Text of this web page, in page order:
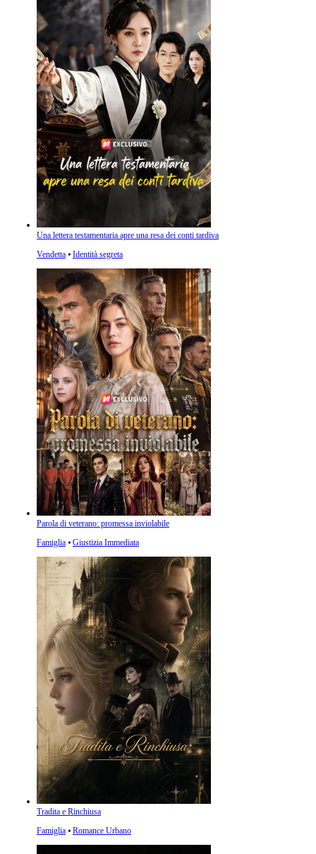
Una lettera testamentaria apre una resa dei conti tardiva
Vendetta ⦁ Identità segreta
Parola di veterano: promessa inviolabile
Famiglia ⦁ Giustizia Immediata
Tradita e Rinchiusa
Famiglia ⦁ Romance Urbano